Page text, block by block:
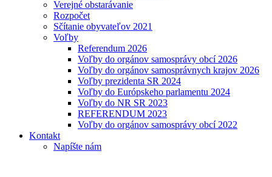
Verejné obstarávanie
Rozpočet
Sčítanie obyvateľov 2021
Voľby
Referendum 2026
Voľby do orgánov samosprávy obcí 2026
Voľby do orgánov samosprávnych krajov 2026
Voľby prezidenta SR 2024
Voľby do Európskeho parlamentu 2024
Voľby do NR SR 2023
REFERENDUM 2023
Voľby do orgánov samosprávy obcí 2022
Kontakt
Napíšte nám